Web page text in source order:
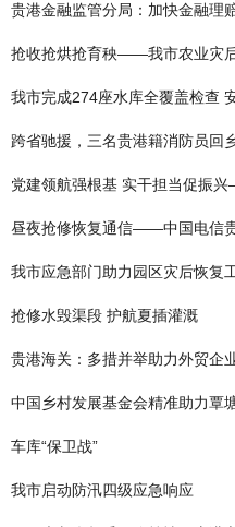
贵港金融监管分局：加快金融理
抢收抢烘抢育秧——我市农业灾
我市完成274座水库全覆盖检查
跨省驰援，三名贵港籍消防员回
党建领航强根基 实干担当促振
昼夜抢修恢复通信——中国电信
我市应急部门助力园区灾后恢复
抢修水毁渠段 护航夏插灌溉
贵港海关：多措并举助力外贸企
中国乡村发展基金会精准助力覃
车库“保卫战”
我市启动防汛四级应急响应